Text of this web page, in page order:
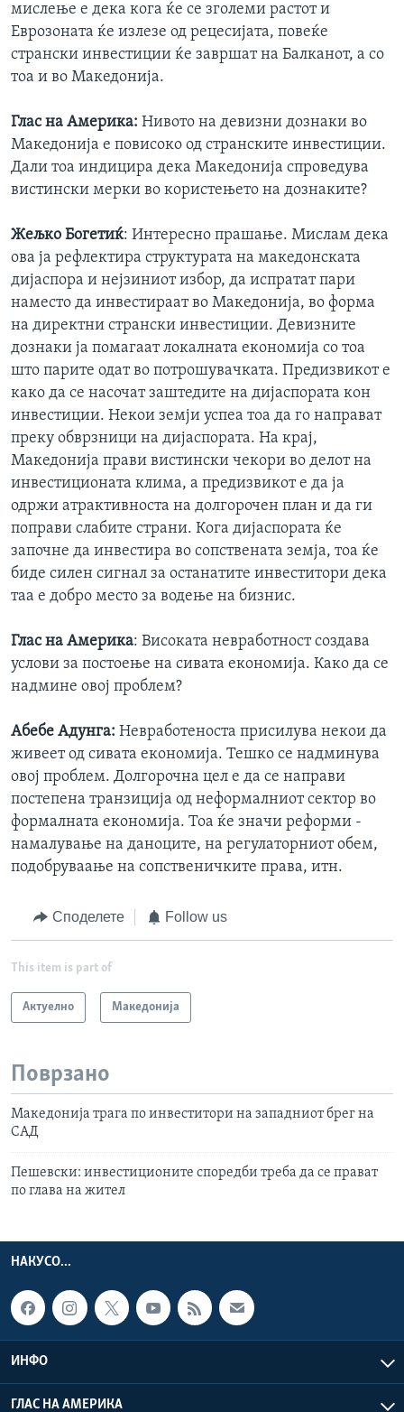
мислење е дека кога ќе се зголеми растот и
Еврозоната ќе излезе од рецесијата, повеќе
странски инвестиции ќе завршат на Балканот, а со
тоа и во Македонија.
Глас на Америка: Нивото на девизни дознаки во
Македонија е повисоко од странските инвестиции.
Дали тоа индицира дека Македонија спроведува
вистински мерки во користењето на дознаките?
Жељко Богетиќ: Интересно прашање. Мислам дека
ова ја рефлектира структурата на македонската
дијаспора и нејзиниот избор, да испратат пари
наместо да инвестираат во Македонија, во форма
на директни странски инвестиции. Девизните
дознаки ја помагаат локалната економија со тоа
што парите одат во потрошувачката. Предизвикот е
како да се насочат заштедите на дијаспората кон
инвестиции. Некои земји успеа тоа да го направат
преку обврзници на дијаспората. На крај,
Македонија прави вистински чекори во делот на
инвестиционата клима, а предизвикот е да ја
одржи атрактивноста на долгорочен план и да ги
поправи слабите страни. Кога дијаспората ќе
започне да инвестира во сопствената земја, тоа ќе
биде силен сигнал за останатите инвеститори дека
таа е добро место за водење на бизнис.
Глас на Америка: Високата невработност создава
услови за постоење на сивата економија. Како да се
надмине овој проблем?
Абебе Адунга: Невработеноста присилува некои да
живеет од сивата економија. Тешко се надминува
овој проблем. Долгорочна цел е да се направи
постепена транзиција од неформалниот сектор во
формалната економија. Тоа ќе значи реформи -
намалување на даноците, на регулаторниот обем,
подобруваање на сопственичките права, итн.
Споделете Follow us
This item is part of
Актуелно Македонија
Поврзано
Македонија трага по инвеститори на западниот брег на
САД
Пешевски: инвестиционите споредби треба да се прават
по глава на жител
НАКУСО...
ИНФО
ГЛАС НА АМЕРИКА